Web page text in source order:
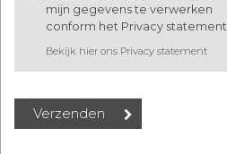
mijn gegevens te verwerken
conform het Privacy statement.
Bekijk hier ons Privacy statement